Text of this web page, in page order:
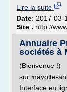
Lire la suite
Date: 2017-03-
Site : http://
Annuaire
sociétés à
(Bienvenue !)
sur mayotte-
Interface en